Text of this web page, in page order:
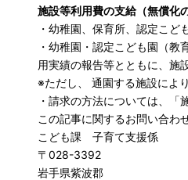
施設等利用費の支給（無償化
・幼稚園、保育所、認定こど
・幼稚園・認定こども園（
用実績の報告等とともに、施
※ただし、 通園する施設によ
・請求の方法については、「
この記事に関するお問い合わ
こども課 子育て支援係
〒028-3392
岩手県紫波郡